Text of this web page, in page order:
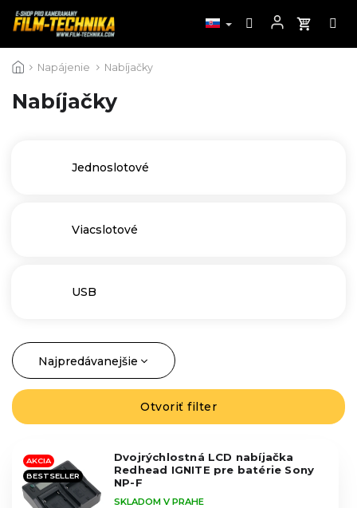
na
Napájenie Nabíjačky
Nabíjačky
Jednoslotové
Viacslotové
USB
R
a
d
e
p
Najpredávanejšie
Najlacnejšie
Otvoriť filter
V
AKCIA
BESTSELLER
Dvojrýchlostná LCD nabíjačka
Redhead IGNITE pre batérie Sony
NP-F
SKLADOM V PRAHE